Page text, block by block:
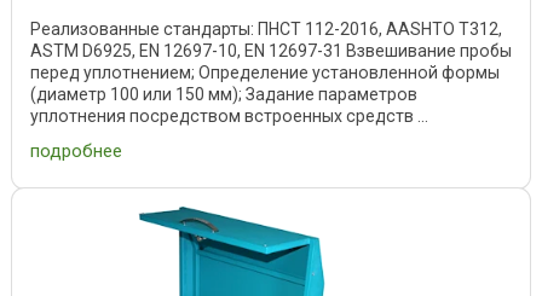
Реализованные стандарты: ПНСТ 112-2016, AASHTO T312,
ASTM D6925, EN 12697-10, EN 12697-31 Взвешивание пробы
перед уплотнением; Определение установленной формы
(диаметр 100 или 150 мм); Задание параметров
уплотнения посредством встроенных средств ...
подробнее